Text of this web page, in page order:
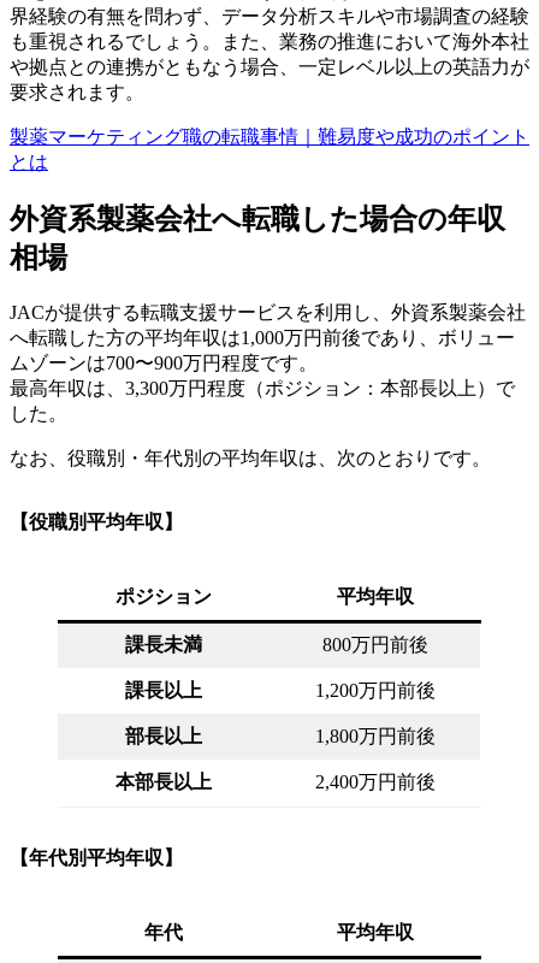
界経験の有無を問わず、データ分析スキルや市場調査の経験
も重視されるでしょう。また、業務の推進において海外本社
や拠点との連携がともなう場合、一定レベル以上の英語力が
要求されます。
製薬マーケティング職の転職事情｜難易度や成功のポイント
とは
外資系製薬会社へ転職した場合の年収
相場
JACが提供する転職支援サービスを利用し、外資系製薬会社
へ転職した方の平均年収は1,000万円前後であり、ボリュー
ムゾーンは700〜900万円程度です。
最高年収は、3,300万円程度（ポジション：本部長以上）で
した。
なお、役職別・年代別の平均年収は、次のとおりです。
【役職別平均年収】
ポジション 平均年収
課長未満 800万円前後
課長以上 1,200万円前後
部長以上 1,800万円前後
本部長以上 2,400万円前後
【年代別平均年収】
年代 平均年収